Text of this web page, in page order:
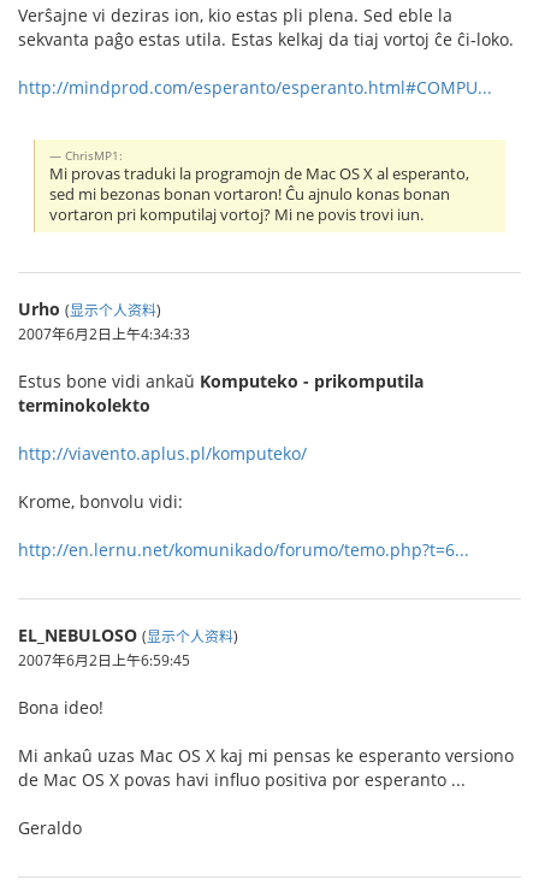
Verŝajne vi deziras ion, kio estas pli plena. Sed eble la
sekvanta paĝo estas utila. Estas kelkaj da tiaj vortoj ĉe ĉi-loko.
http://mindprod.com/esperanto/esperanto.html#COMPU...
ChrisMP1:
Mi provas traduki la programojn de Mac OS X al esperanto,
sed mi bezonas bonan vortaron! Ĉu ajnulo konas bonan
vortaron pri komputilaj vortoj? Mi ne povis trovi iun.
Urho (显示个人资料)
2007年6月2日上午4:34:33
Estus bone vidi ankaŭ Komputeko - prikomputila
terminokolekto
http://viavento.aplus.pl/komputeko/
Krome, bonvolu vidi:
http://en.lernu.net/komunikado/forumo/temo.php?t=6...
EL_NEBULOSO (显示个人资料)
2007年6月2日上午6:59:45
Bona ideo!
Mi ankaû uzas Mac OS X kaj mi pensas ke esperanto versiono
de Mac OS X povas havi influo positiva por esperanto ...
Geraldo